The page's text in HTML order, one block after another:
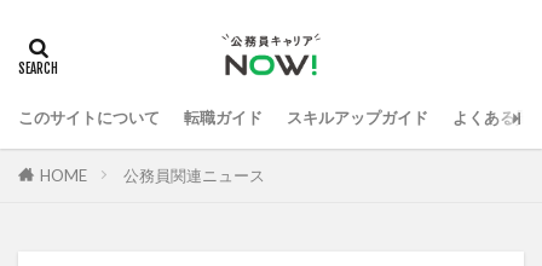
このサイトについて 転職ガイド スキルアップガイド よくある質
HOME 公務員関連ニュース